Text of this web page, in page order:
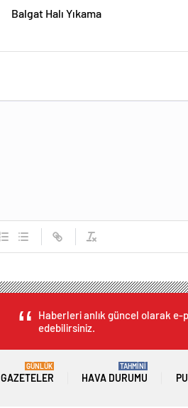
Balgat Halı Yıkama
Haberleri anlık güncel olarak
edebilirsiniz.
GAZETELER
GÜNLÜK
HAVA DURUMU
TAHMİNİ